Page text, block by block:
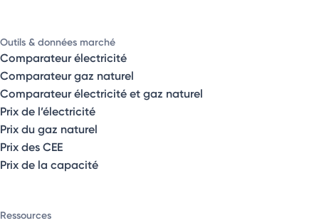
Outils & données marché
Comparateur électricité
Comparateur gaz naturel
Comparateur électricité et gaz naturel
Prix de l’électricité
Prix du gaz naturel
Prix des CEE
Prix de la capacité
Ressources